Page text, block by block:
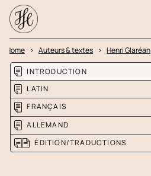
Home Auteurs & textes Henri Glaréan
INTRODUCTION
LATIN
FRANÇAIS
ALLEMAND
ÉDITION/TRADUCTIONS